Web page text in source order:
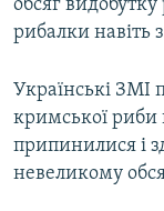
обсяг
рибалки навіть
Українські ЗМІ
кримської
припинилися і
невеликому